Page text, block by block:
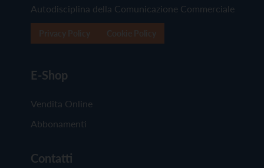
Autodisciplina della Comunicazione Commerciale
E-Shop
Vendita Online
Abbonamenti
Contatti